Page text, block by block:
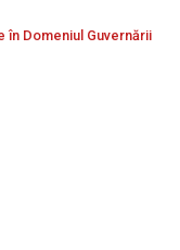
în Domeniul Guvernării